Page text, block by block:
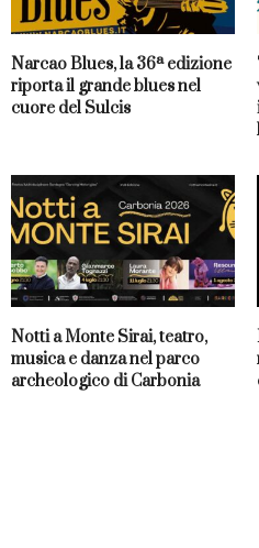
Narcao Blues, la 36ª edizione
riporta il grande blues nel
cuore del Sulcis
Notti a Monte Sirai, teatro,
musica e danza nel parco
archeologico di Carbonia